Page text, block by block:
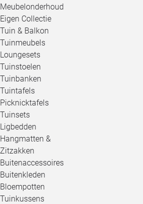
Meubelonderhoud
Eigen Collectie
Tuin & Balkon
Tuinmeubels
Loungesets
Tuinstoelen
Tuinbanken
Tuintafels
Picknicktafels
Tuinsets
Ligbedden
Hangmatten &
Zitzakken
Buitenaccessoires
Buitenkleden
Bloempotten
Tuinkussens